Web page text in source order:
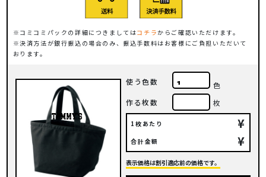
コミコミパックの詳細につきましてはコチラからご確認いただけます。
決済方法が銀行振込の場合のみ、振込手数料はお客様にご負担いただいて
おります。
使う色数
色
作る枚数
枚
1枚あたり ¥
合計金額 ¥
表示価格は割引適応前の価格です。